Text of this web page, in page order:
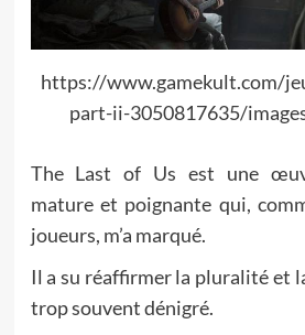
https://www.gamekult.com/
part-ii-3050817635/
The Last of Us est une
mature et poignante qui,
joueurs, m’a marqué.
Il a su réaffirmer la pluralité et
trop souvent dénigré.